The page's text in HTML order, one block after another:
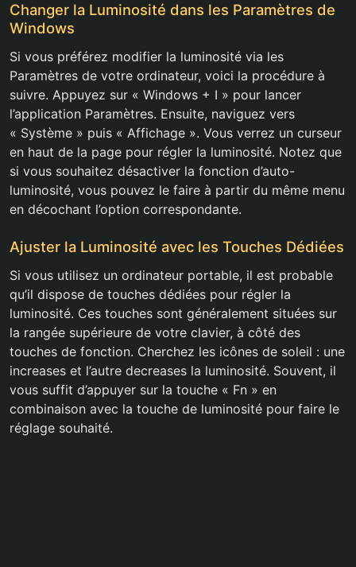
Changer la Luminosité dans les Paramètres de
Windows
Si vous préférez modifier la luminosité via les
Paramètres de votre ordinateur, voici la procédure à
suivre. Appuyez sur « Windows + I » pour lancer
l’application Paramètres. Ensuite, naviguez vers
« Système » puis « Affichage ». Vous verrez un curseur
en haut de la page pour régler la luminosité. Notez que
si vous souhaitez désactiver la fonction d’auto-
luminosité, vous pouvez le faire à partir du même menu
en décochant l’option correspondante.
Ajuster la Luminosité avec les Touches Dédiées
Si vous utilisez un ordinateur portable, il est probable
qu’il dispose de touches dédiées pour régler la
luminosité. Ces touches sont généralement situées sur
la rangée supérieure de votre clavier, à côté des
touches de fonction. Cherchez les icônes de soleil : une
increases et l’autre decreases la luminosité. Souvent, il
vous suffit d’appuyer sur la touche « Fn » en
combinaison avec la touche de luminosité pour faire le
réglage souhaité.